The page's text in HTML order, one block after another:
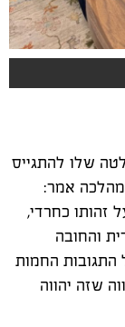
שלו להתגייס
אמר:
זהותו כחרדי,
והחובה
החמות
שזה יהווה